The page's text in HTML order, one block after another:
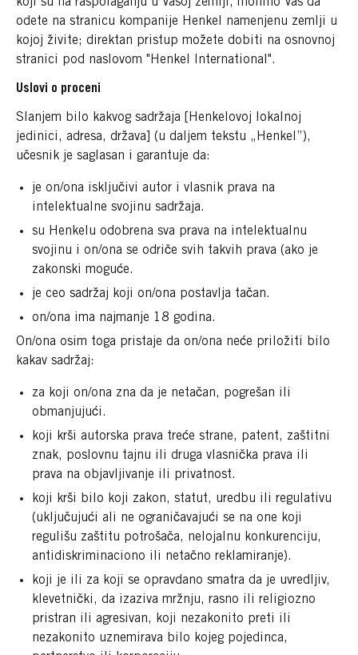
odete na stranicu kompanije Henkel namenjenu zemlji u
kojoj živite; direktan pristup možete dobiti na osnovnoj
stranici pod naslovom "Henkel International".
Uslovi o proceni
Slanjem bilo kakvog sadržaja [Henkelovoj lokalnoj
jedinici, adresa, država] (u daljem tekstu „Henkel”),
učesnik je saglasan i garantuje da:
je on/ona isključivi autor i vlasnik prava na
intelektualne svojinu sadržaja.
su Henkelu odobrena sva prava na intelektualnu
svojinu i on/ona se odriče svih takvih prava (ako je
zakonski moguće.
je ceo sadržaj koji on/ona postavlja tačan.
on/ona ima najmanje 18 godina.
On/ona osim toga pristaje da on/ona neće priložiti bilo
kakav sadržaj:
za koji on/ona zna da je netačan, pogrešan ili
obmanjujući.
koji krši autorska prava treće strane, patent, zaštitni
znak, poslovnu tajnu ili druga vlasnička prava ili
prava na objavljivanje ili privatnost.
koji krši bilo koji zakon, statut, uredbu ili regulativu
(uključujući ali ne ograničavajući se na one koji
regulišu zaštitu potrošača, nelojalnu konkurenciju,
antidiskriminaciono ili netačno reklamiranje).
koji je ili za koji se opravdano smatra da je uvredljiv,
klevetnički, da izaziva mržnju, rasno ili religiozno
pristran ili agresivan, koji nezakonito preti ili
nezakonito uznemirava bilo kojeg pojedinca,